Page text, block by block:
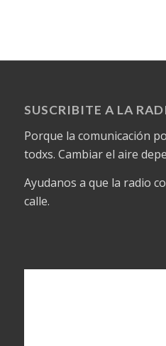
SUSCRIBITE A LA
Porque la comunicación
todxs. Cambiar el aire
Ayudanos a que la radio
calle.